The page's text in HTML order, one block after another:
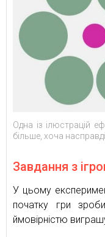
Одна із ілюстрацій
більше, хоча
Завдання з
У цьому
початку гри
ймовірністю